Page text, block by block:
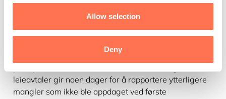
Allow selection
Deny
relevant er inkludert. Hvis noe er uklart, spør før du
skriver under!
melde fra om mangler du oppdager etter innflytting,
leieavtaler gir noen dager for å rapportere ytterligere
mangler som ikke ble oppdaget ved første